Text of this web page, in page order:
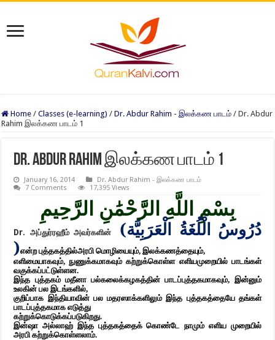
Home / Classes (e-learning) / Dr. Abdur Rahim - இலக்கண பாடம் / Dr. Abdur
Rahim இலக்கண பாடம் 1
Dr. Abdur Rahim இலக்கண பாடம் 1
January 16, 2014
Dr. Abdur Rahim - இலக்கண பாடம்
7 Comments
17,395 Views
بِسْمِ اللَّهِ الرَّحْمَٰنِ الرَّحِيمِ
Dr. அப்துர்ரஹீம் அவர்களின் (دُرُوسُ الْلُغَةُ الْعَرَبِيَّة
)என்ற புத்தகத்தில்அரபி மொழியையும், இலக்கணத்தையும்,
எளிமையாகவும், நுணுக்கமாகவும் கற்றுக்கொள்ள எளியமுறையில் பாடங்கள்
வகுக்கப்பட்டுள்ளன.
இந்த புத்தகம் மதீனா பல்கலைக்கழகத்தின் பாடப்புத்தகமாகவும், இன்னும்
உலகின் பல இடங்களில்,
குறிப்பாக இந்தியாவின் பல மதரஸாக்களிலும் இந்த புத்தகத்தையே தங்கள்
பாடப்புத்தகமாக எடுத்து
கற்றுக்கொடுக்கப்படுகிறது.
இன்ஷா அல்லாஹ் இந்த புத்தகத்தைக் கொண்டே நாமும் எளிய முறையில்
அரபிகற்றுக்கொள்ளலாம்.